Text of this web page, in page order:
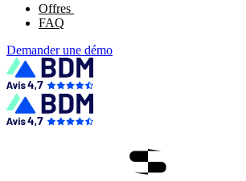
Offres
FAQ
Demander une démo